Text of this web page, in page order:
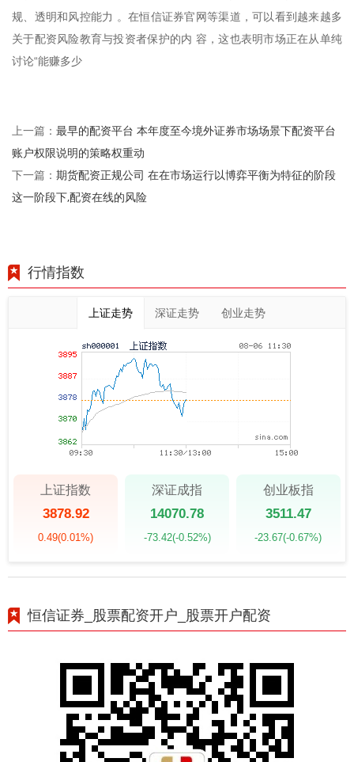
规、透明和风控能力 。在恒信证券官网等渠道，可以看到越来越多
关于配资风险教育与投资者保护的内 容，这也表明市场正在从单纯
讨论“能赚多少
上一篇： 最早的配资平台 本年度至今境外证券市场场景下配资平台
账户权限说明的策略权重动
下一篇： 期货配资正规公司 在在市场运行以博弈平衡为特征的阶段
这一阶段下,配资在线的风险
行情指数
上证走势 深证走势 创业走势
上证指数
3878.92
0.49(0.01%)
深证成指
14070.78
-73.42(-0.52%)
创业板指
3511.47
-23.67(-0.67%)
恒信证券_股票配资开户_股票开户配资